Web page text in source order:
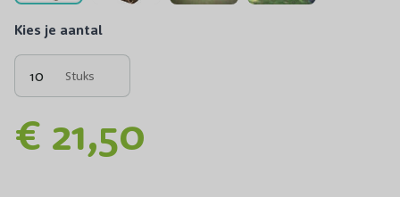
Kies je aantal
Stuks
€ 21,50